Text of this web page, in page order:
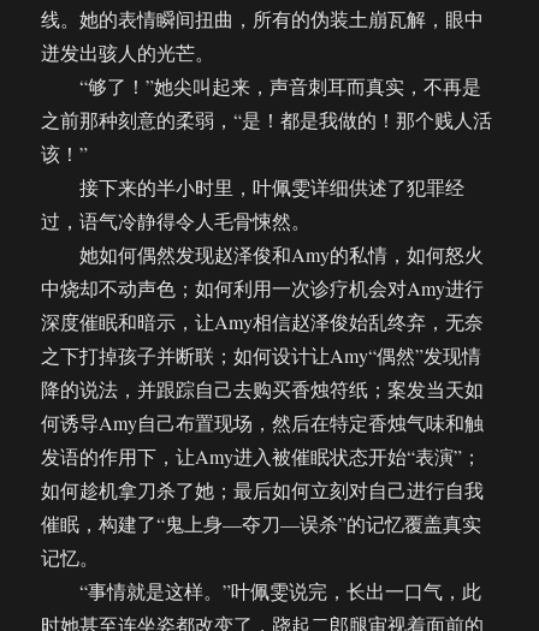
线。她的表情瞬间扭曲，所有的伪装土崩瓦解，眼中
迸发出骇人的光芒。
“够了！”她尖叫起来，声音刺耳而真实，不再是
之前那种刻意的柔弱，“是！都是我做的！那个贱人活
该！”
接下来的半小时里，叶佩雯详细供述了犯罪经
过，语气冷静得令人毛骨悚然。
她如何偶然发现赵泽俊和Amy的私情，如何怒火
中烧却不动声色；如何利用一次诊疗机会对Amy进行
深度催眠和暗示，让Amy相信赵泽俊始乱终弃，无奈
之下打掉孩子并断联；如何设计让Amy“偶然”发现情
降的说法，并跟踪自己去购买香烛符纸；案发当天如
何诱导Amy自己布置现场，然后在特定香烛气味和触
发语的作用下，让Amy进入被催眠状态开始“表演”；
如何趁机拿刀杀了她；最后如何立刻对自己进行自我
催眠，构建了“鬼上身—夺刀—误杀”的记忆覆盖真实
记忆。
“事情就是这样。”叶佩雯说完，长出一口气，此
时她甚至连坐姿都改变了，跷起二郎腿审视着面前的